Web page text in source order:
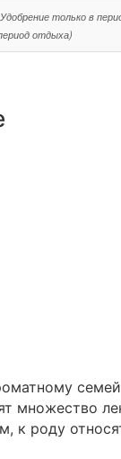
только в
отдыха)
множество
к роду